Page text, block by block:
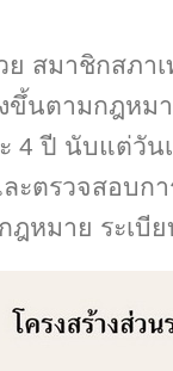
มาชิกสภาเท
ขึ้นตามกฎหม
4 ปี นับแต่วัน
ตรวจสอบกา
หมาย ระเบี